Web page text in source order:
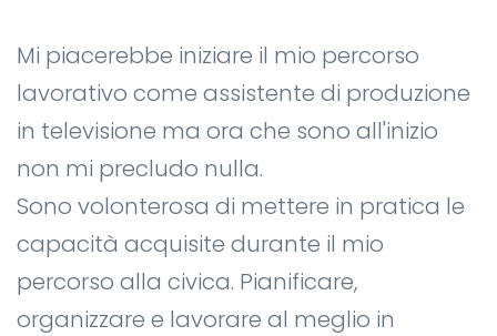
Mi piacerebbe iniziare il mio percorso
lavorativo come assistente di produzione
in televisione ma ora che sono all'inizio
non mi precludo nulla.
Sono volonterosa di mettere in pratica le
capacità acquisite durante il mio
percorso alla civica. Pianificare,
organizzare e lavorare al meglio in